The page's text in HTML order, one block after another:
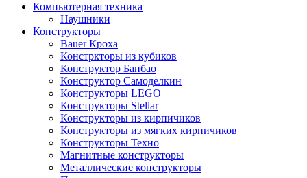
Компьютерная техника
Наушники
Конструкторы
Bauer Кроха
Констркторы из кубиков
Конструктор Банбао
Конструктор Самоделкин
Конструкторы LEGO
Конструкторы Stellar
Конструкторы из кирпичиков
Конструкторы из мягких кирпичиков
Конструкторы Техно
Магнитные конструкторы
Металлические конструкторы